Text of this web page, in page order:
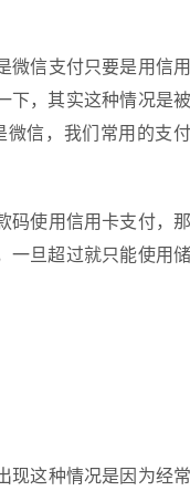
微信支付只要是用信用
下，其实这种情况是被
微信，我们常用的支付
码使用信用卡支付，那
一旦超过就只能使用储
现这种情况是因为经常